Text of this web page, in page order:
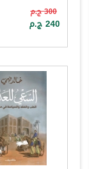
300 ج.م
240 ج.م